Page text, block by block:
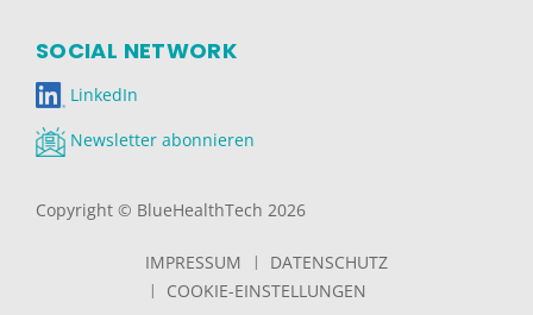
SOCIAL NETWORK
LinkedIn
Newsletter abonnieren
Copyright © BlueHealthTech 2026
IMPRESSUM
DATENSCHUTZ
COOKIE-EINSTELLUNGEN